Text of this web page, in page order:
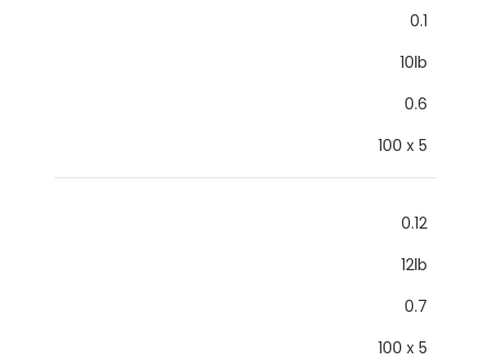
0.1
10lb
0.6
100 x 5
0.12
12lb
0.7
100 x 5